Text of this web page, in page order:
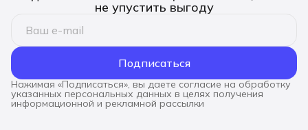
не упустить выгоду
Подписаться
Нажимая «Подписаться», вы даете согласие на обработку
указанных персональных данных в целях получения
информационной и рекламной рассылки